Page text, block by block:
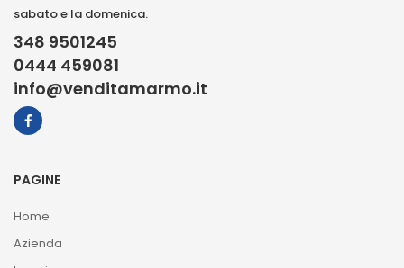
sabato e la domenica.
348 9501245
0444 459081
info@venditamarmo.it
PAGINE
Home
Azienda